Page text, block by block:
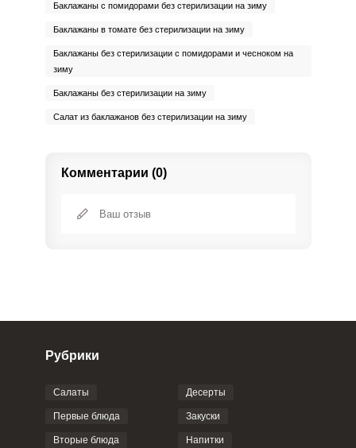
Баклажаны с помидорами без стерилизации на зиму
Баклажаны в томате без стерилизации на зиму
Баклажаны без стерилизации с помидорами и чесноком на
зиму
Баклажаны без стерилизации на зиму
Салат из баклажанов без стерилизации на зиму
Комментарии (0)
Фото до 4 шт, до 5 mb
Рубрики
Салаты
Первые блюда
Вторые блюда
Десерты
Закуски
Напитки
с помощью социальных сетей:
или